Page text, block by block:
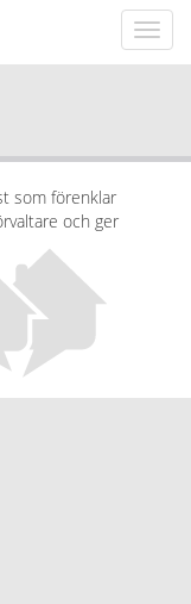
som förenklar
och ger